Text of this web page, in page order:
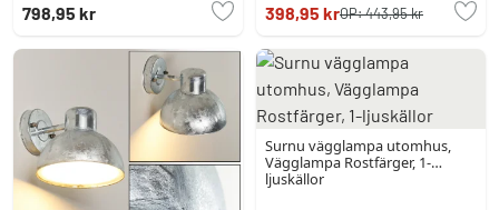
798,95 kr 398,95 krOP:443,95 kr
Surnu vägglampa utomhus,
Vägglampa Rostfärger, 1-
ljuskällor